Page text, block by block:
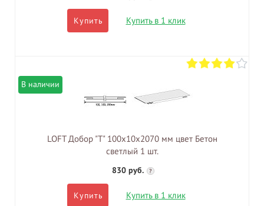
Купить Купить в 1 клик
В наличии
LOFT Добор "Т" 100х10х2070 мм цвет Бетон
светлый 1 шт.
830 руб. ?
Купить Купить в 1 клик